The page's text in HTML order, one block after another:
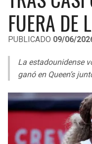
LIGA DE EXPANSIÓN MX
LEAGUES CUP
UEFA EUROPA LEAGUE
UEFA CONFERENCE
COPA LIBERTADORES
COPA SUDAMERICANA
OTRAS LIGAS
RAIDERS
RAVENS
BENGALS
BROWNS
CAVALIERS
PACERS
BUCKS
HAWKS
FUERA DE
PUBLICADO 09/06/
La estadounidense
ganó en Queen’s